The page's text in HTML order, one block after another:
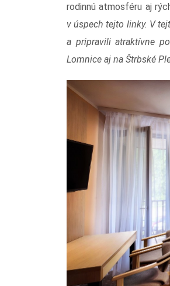
rodinnú atmosféru aj
v úspech tejto linky. V
a pripravili atraktívne
Lomnice aj na Štrbské